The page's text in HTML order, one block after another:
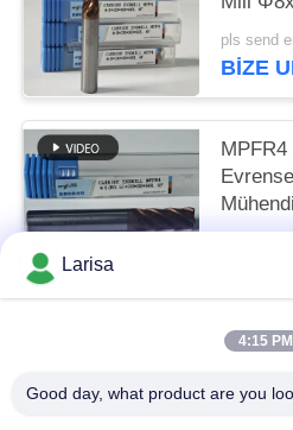
pls send
BIZE
Flüt
Larisa
4:15 PM
Good day, what product are you